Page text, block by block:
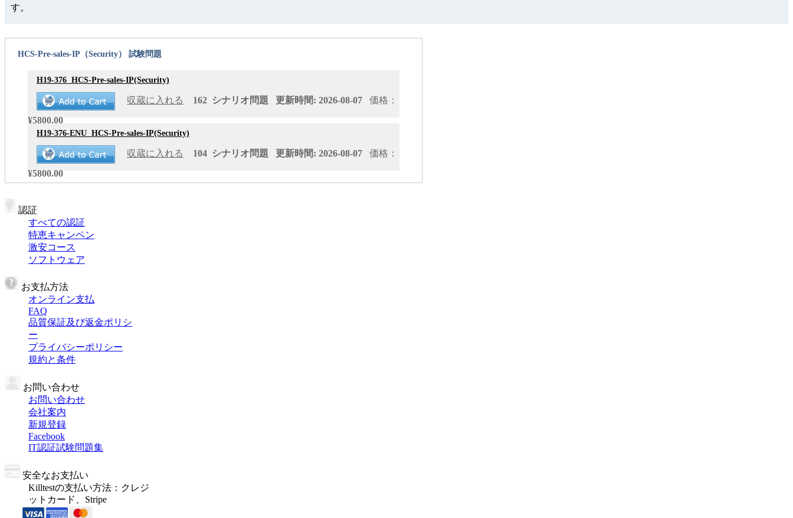
す。
HCS-Pre-sales-IP（Security） 試験問題
H19-376 HCS-Pre-sales-IP(Security)
収蔵に入れる 162 シナリオ問題 更新時間: 2026-08-07
価格：
¥5800.00
H19-376-ENU HCS-Pre-sales-IP(Security)
収蔵に入れる 104 シナリオ問題 更新時間: 2026-08-07
価格：
¥5800.00
認証
すべての認証
特恵キャンペン
激安コース
ソフトウェア
お支払方法
オンライン支払
FAQ
品質保証及び返金ポリシ
ー
プライバシーポリシー
規約と条件
お問い合わせ
お問い合わせ
会社案内
新規登録
Facebook
IT認証試験問題集
安全なお支払い
Killtestの支払い方法：クレジ
ットカード、Stripe